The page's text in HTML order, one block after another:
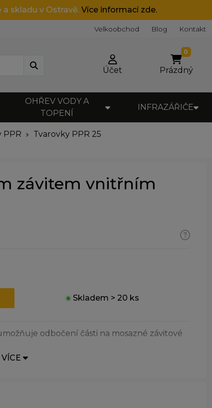
skladu v Ostravě. Více informací zde.
Velkoobchod Blog Kontakt
Účet
0
Prázdný
OHŘEV VODY A
TOPENÍ
INFRAZÁŘIČE
PPR
Tvarovky PPR 25
závitem vnitřním
● Skladem > 20 ks
odbočení části na mosazné závitové
VÍCE